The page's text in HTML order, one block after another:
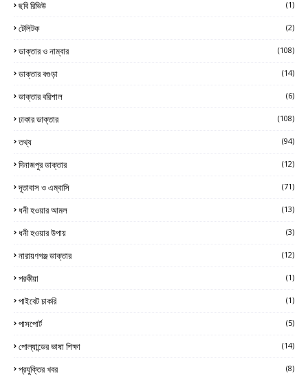
ছবি রিভিউ (1)
টেলিটক (2)
ডাক্তার ও নাম্বার (108)
ডাক্তার বগুড়া (14)
ডাক্তার বরিশাল (6)
ঢাকার ডাক্তার (108)
তথ্য (94)
দিনাজপুর ডাক্তার (12)
দূতাবাস ও এম্বাসি (71)
ধনী হওয়ার আমল (13)
ধনী হওয়ার উপায় (3)
নারায়ণগঞ্জ ডাক্তার (12)
পরকীয়া (1)
পাইবেট চাকরি (1)
পাসপোর্ট (5)
পোল্যান্ডের ভাষা শিক্ষা (14)
প্রযুক্তির খবর (8)